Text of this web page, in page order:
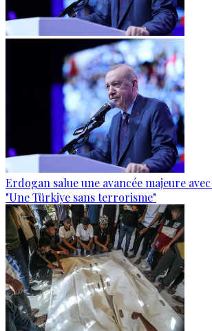
Erdogan salue une avancée majeure
"Une Türkiye sans terrorisme"